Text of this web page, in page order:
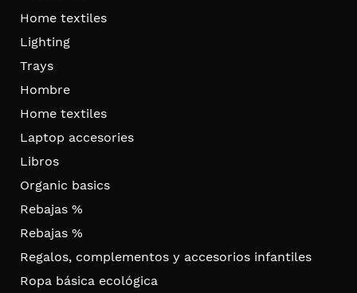
Home textiles
Lighting
Trays
Hombre
Home textiles
Laptop accesories
Libros
Organic basics
Rebajas %
Rebajas %
Regalos, complementos y accesorios infantiles
Ropa básica ecológica